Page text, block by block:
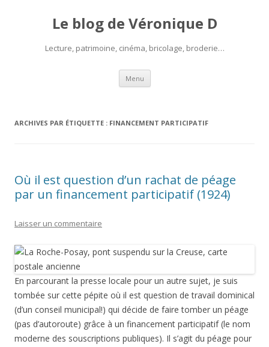
Le blog de Véronique D
Lecture, patrimoine, cinéma, bricolage, broderie…
Menu Aller
contenu
ARCHIVES PAR ÉTIQUETTE : FINANCEMENT PARTICIPATIF
Où il est question d’un rachat de péage
par un financement participatif (1924)
Laisser un commentaire
En parcourant la presse locale pour un autre sujet, je suis
tombée sur cette pépite où il est question de travail dominical
(d’un conseil municipal!) qui décide de faire tomber un péage
(pas d’autoroute) grâce à un financement participatif (le nom
moderne des souscriptions publiques). Il s’agit du péage pour